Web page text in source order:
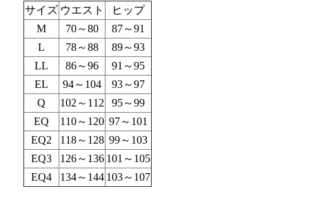
サイズ ウエスト
ヒップ
M
70～80
87～91
L
78～88
89～93
LL
86～96
91～95
EL
94～104
93～97
Q
102～112
95～99
EQ
110～120 97～101
EQ2
118～128 99～103
EQ3
126～136 101～105
EQ4
134～144 103～107